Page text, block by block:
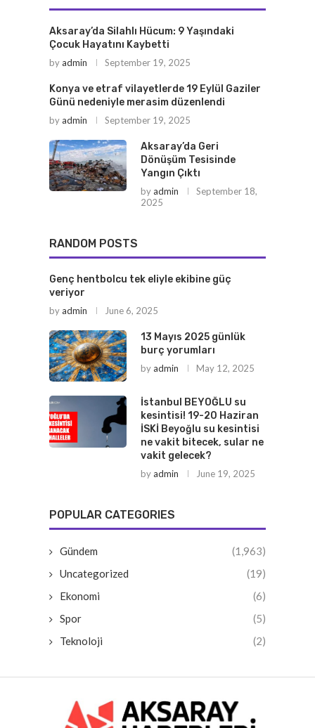
Aksaray’da Silahlı Hücum: 9 Yaşındaki
Çocuk Hayatını Kaybetti
byadmin September 19, 2025
Konya ve etraf vilayetlerde 19 Eylül Gaziler
Günü nedeniyle merasim düzenlendi
byadmin September 19, 2025
Aksaray’da Geri
Dönüşüm Tesisinde
Yangın Çıktı
byadmin
September 18,
2025
RANDOM POSTS
Genç hentbolcu tek eliyle ekibine güç
veriyor
byadmin June 6, 2025
13 Mayıs 2025 günlük
burç yorumları
byadmin May 12, 2025
İstanbul BEYOĞLU su
kesintisi! 19-20 Haziran
İSKİ Beyoğlu su kesintisi
ne vakit bitecek, sular ne
vakit gelecek?
byadmin June 19, 2025
POPULAR CATEGORIES
Gündem
(1,963)
Uncategorized
(19)
Ekonomi
(6)
Spor
(5)
Teknoloji
(2)